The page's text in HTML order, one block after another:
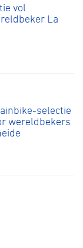
vol
La
selectie
wereldbekers